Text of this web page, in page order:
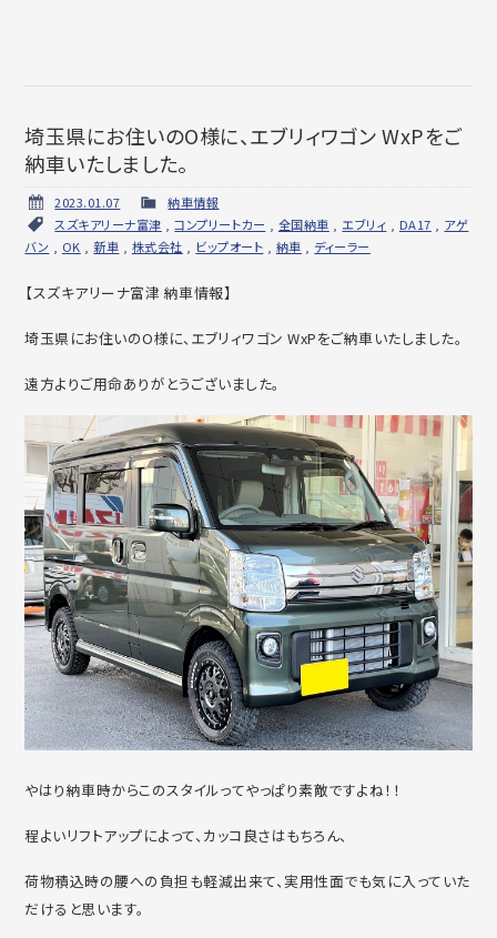
埼玉県にお住いのO様に、エブリィワゴン WxPをご
納車いたしました。
2023.01.07
納車情報
スズキアリーナ富津 ,コンプリートカー 全国納車 エブリィ DA17
アゲ
バン
OK ,新車 株式会社 ビップオート 納車 ディーラー
【スズキアリーナ富津 納車情報】
埼玉県にお住いのO様に、エブリィワゴン WxPをご納車いたしました。
遠方よりご用命ありがとうございました。
やはり納車時からこのスタイルってやっぱり素敵ですよね！！
程よいリフトアップによって、カッコ良さはもちろん、
荷物積込時の腰への負担も軽減出来て、実用性面でも気に入っていた
だけると思います。